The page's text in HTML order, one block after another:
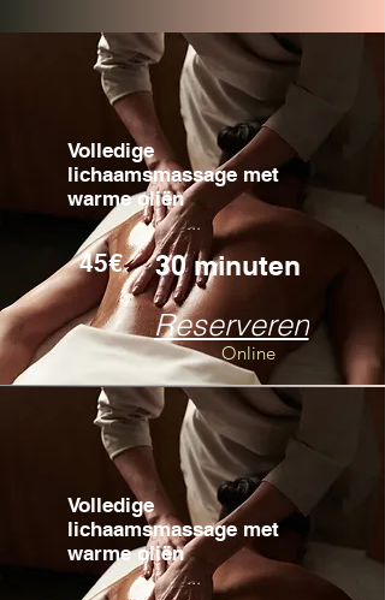
Volledige
lichaamsmassage met
warme oliën
...
45€ 30 minuten
Reserveren
Online
Volledige
lichaamsmassage met
warme oliën
...